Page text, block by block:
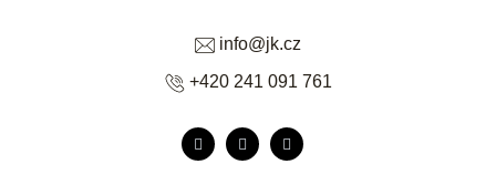
info@jk.cz
+420 241 091 761